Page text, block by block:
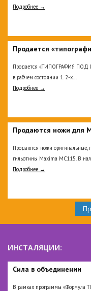
Подробнее →
Продается
Продается «ТИПОГРАФИЯ ПОД
в рабчем состоянии 1. 2-х...
Подробнее →
Продаются ножи для
Продаются ножи оригинальные,
гильотины Maxima MC115. В
Подробнее →
ИНСТАЛЯЦИИ:
Сила в объединении
В рамках программы «Формула